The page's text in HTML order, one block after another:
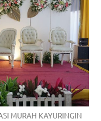
MURAH KAYURINGIN